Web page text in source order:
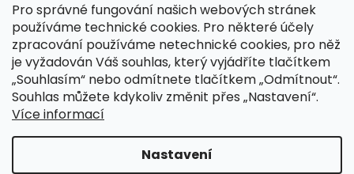
Pro správné fungování našich webových stránek
používáme technické cookies. Pro některé účely
zpracování používáme netechnické cookies, pro něž
je vyžadován Váš souhlas, který vyjádříte tlačítkem
„Souhlasím“ nebo odmítnete tlačítkem „Odmítnout“.
Souhlas můžete kdykoliv změnit přes „Nastavení“.
Více informací
Nastavení
Vložením e-mailu souhlasíte sobchodními podmínkami .
PŘIHLÁSIT SE